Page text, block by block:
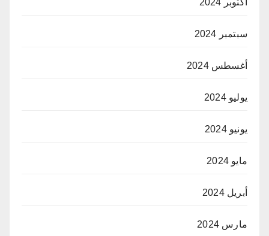
سبتمبر 2024
أغسطس 2024
يوليو 2024
يونيو 2024
مايو 2024
أبريل 2024
مارس 2024